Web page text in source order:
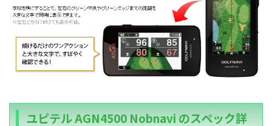
ユピテル AGN4500 Nobnavi のスペック詳